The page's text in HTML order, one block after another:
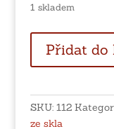
1 skladem
výbrus
-
sklo
množství
Přidat do
SKU: 112
ze skla